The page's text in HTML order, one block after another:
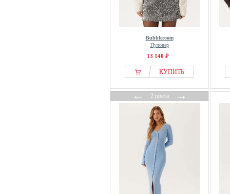
Bubbleroom
Пуловер
13 140 ₽
КУПИТЬ
←2 цвета→